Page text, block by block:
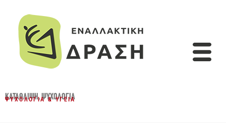
ΚΑΤΆΘΛΙΨΗ,ΨΥΧΟΛΟΓΊΑ
ΨΥΧΟΛΟΓΊΑ & ΥΓΕΊΑ